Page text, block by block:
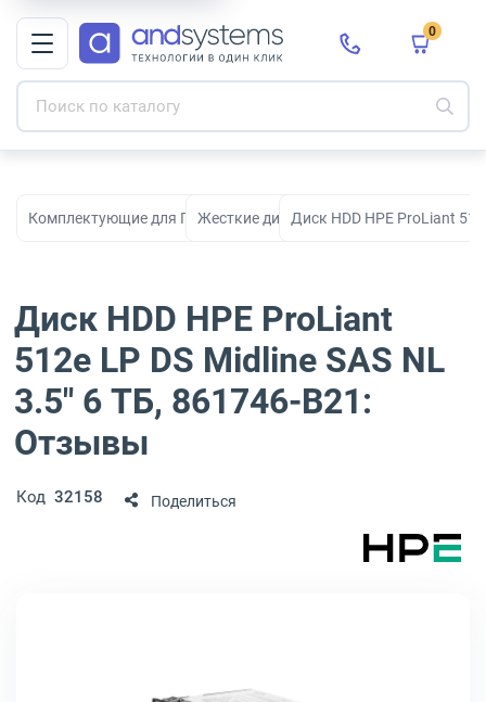
0
Комплектующие для ПК, сборки и модернизации
Жесткие диски HDDДиск HDD HPE ProLiant
Диск HDD HPE ProLiant
512e LP DS Midline SAS NL
3.5" 6 ТБ, 861746-B21:
Отзывы
Код 32158 Поделиться